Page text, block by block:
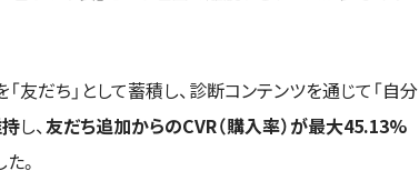
友だち」として蓄積し、診断コンテンツを通じて「自分
し、友だち追加からのCVR（購入率）が最大45.13%
。